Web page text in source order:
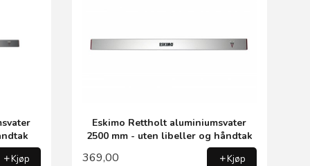
Kjøp
Eskimo Rettholt aluminiumsvater
2500 mm - uten libeller og håndtak
369,00 Kjøp